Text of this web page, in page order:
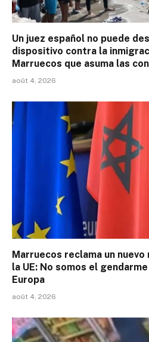
Un juez español no puede
dispositivo contra la
Marruecos que asuma las
août 4, 2026
Marruecos reclama un
la UE: No somos el
Europa
août 4, 2026